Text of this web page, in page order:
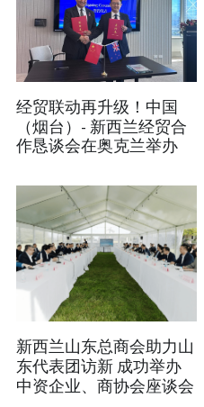
经贸联动再升级！中国
（烟台）- 新西兰经贸合
作恳谈会在奥克兰举办
新西兰山东总商会助力山
东代表团访新 成功举办
中资企业、商协会座谈会